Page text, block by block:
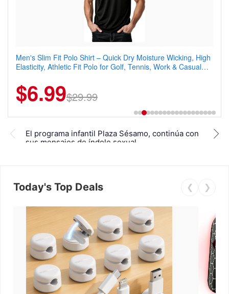
Men's Slim Fit Polo Shirt – Quick Dry Moisture Wicking, High
Elasticity, Athletic Fit Polo for Golf, Tennis, Work & Casual
$6.99$29.99
El programa infantil Plaza Sésamo, continúa con
sus mensajes de índole sexual
la
Today's Top Deals ❮ ❯